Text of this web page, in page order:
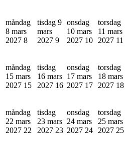
måndag
8 mars
2027 8
tisdag 9
mars
2027 9
onsdag
10 mars
2027 10
torsdag
11 mars
2027 11
måndag
15 mars
2027 15
tisdag
16 mars
2027 16
onsdag
17 mars
2027 17
torsdag
18 mars
2027 18
måndag
22 mars
2027 22
tisdag
23 mars
2027 23
onsdag
24 mars
2027 24
torsdag
25 mars
2027 25